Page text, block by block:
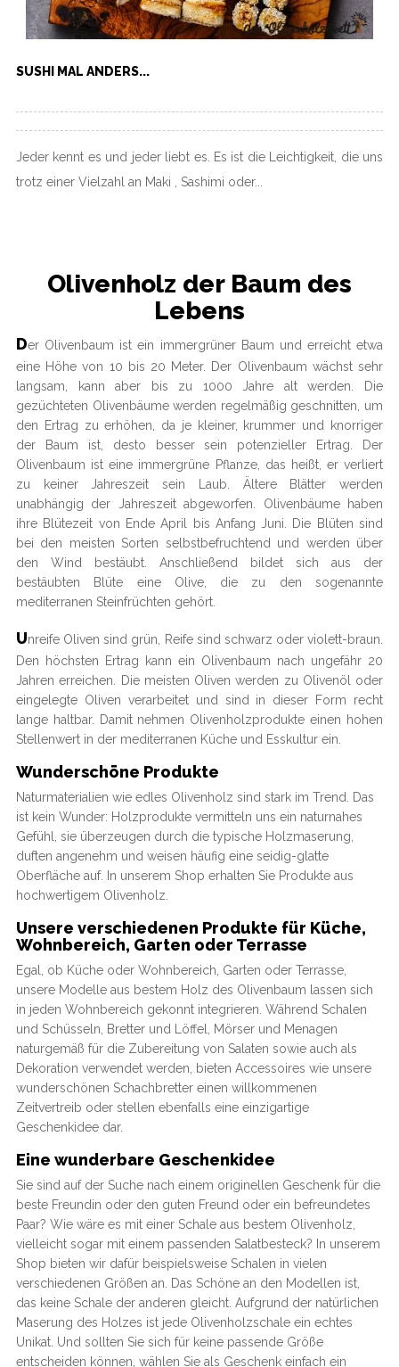
SUSHI MAL ANDERS...
Jeder kennt es und jeder liebt es. Es ist die Leichtigkeit, die uns
trotz einer Vielzahl an Maki , Sashimi oder...
Olivenholz der Baum des
Lebens
Der Olivenbaum ist ein immergrüner Baum und erreicht etwa
eine Höhe von 10 bis 20 Meter. Der Olivenbaum wächst sehr
langsam, kann aber bis zu 1000 Jahre alt werden. Die
gezüchteten Olivenbäume werden regelmäßig geschnitten, um
den Ertrag zu erhöhen, da je kleiner, krummer und knorriger
der Baum ist, desto besser sein potenzieller Ertrag. Der
Olivenbaum ist eine immergrüne Pflanze, das heißt, er verliert
zu keiner Jahreszeit sein Laub. Ältere Blätter werden
unabhängig der Jahreszeit abgeworfen. Olivenbäume haben
ihre Blütezeit von Ende April bis Anfang Juni. Die Blüten sind
bei den meisten Sorten selbstbefruchtend und werden über
den Wind bestäubt. Anschließend bildet sich aus der
bestäubten Blüte eine Olive, die zu den sogenannte
mediterranen Steinfrüchten gehört.
Unreife Oliven sind grün, Reife sind schwarz oder violett-braun.
Den höchsten Ertrag kann ein Olivenbaum nach ungefähr 20
Jahren erreichen. Die meisten Oliven werden zu Olivenöl oder
eingelegte Oliven verarbeitet und sind in dieser Form recht
lange haltbar. Damit nehmen Olivenholzprodukte einen hohen
Stellenwert in der mediterranen Küche und Esskultur ein.
Wunderschöne Produkte
Naturmaterialien wie edles Olivenholz sind stark im Trend. Das
ist kein Wunder: Holzprodukte vermitteln uns ein naturnahes
Gefühl, sie überzeugen durch die typische Holzmaserung,
duften angenehm und weisen häufig eine seidig-glatte
Oberfläche auf. In unserem Shop erhalten Sie Produkte aus
hochwertigem Olivenholz.
Unsere verschiedenen Produkte für Küche,
Wohnbereich, Garten oder Terrasse
Egal, ob Küche oder Wohnbereich, Garten oder Terrasse,
unsere Modelle aus bestem Holz des Olivenbaum lassen sich
in jeden Wohnbereich gekonnt integrieren. Während Schalen
und Schüsseln, Bretter und Löffel, Mörser und Menagen
naturgemäß für die Zubereitung von Salaten sowie auch als
Dekoration verwendet werden, bieten Accessoires wie unsere
wunderschönen Schachbretter einen willkommenen
Zeitvertreib oder stellen ebenfalls eine einzigartige
Geschenkidee dar.
Eine wunderbare Geschenkidee
Sie sind auf der Suche nach einem originellen Geschenk für die
beste Freundin oder den guten Freund oder ein befreundetes
Paar? Wie wäre es mit einer Schale aus bestem Olivenholz,
vielleicht sogar mit einem passenden Salatbesteck? In unserem
Shop bieten wir dafür beispielsweise Schalen in vielen
verschiedenen Größen an. Das Schöne an den Modellen ist,
das keine Schale der anderen gleicht. Aufgrund der natürlichen
Maserung des Holzes ist jede Olivenholzschale ein echtes
Unikat. Und sollten Sie sich für keine passende Größe
entscheiden können, wählen Sie als Geschenk einfach ein